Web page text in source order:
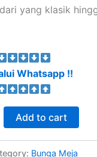
yang klasik
Whatsapp !!
Add to cart
Bunga Meja